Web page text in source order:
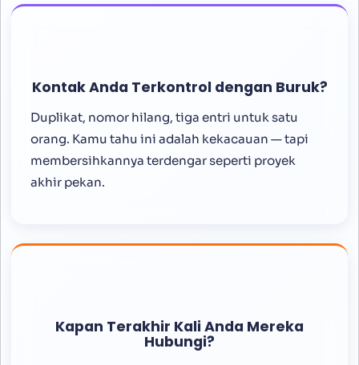
Kontak Anda Terkontrol dengan Buruk?
Duplikat, nomor hilang, tiga entri untuk satu
orang. Kamu tahu ini adalah kekacauan — tapi
membersihkannya terdengar seperti proyek
akhir pekan.
Kapan Terakhir Kali Anda Mereka
Hubungi?